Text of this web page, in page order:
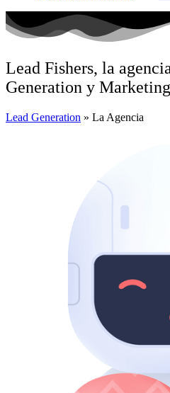
Lead Fishers, la
Generation y
Lead Generation » La Agencia